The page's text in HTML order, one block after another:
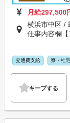
月給297,500
横浜市中区 /
仕事内容欄
交通費支給 寮・社
キープする